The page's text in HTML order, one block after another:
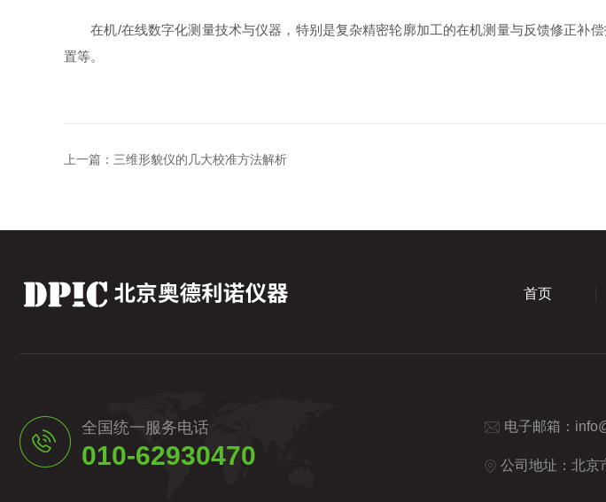
在机/在线数字化测量技术与仪器，特别是复杂精密轮廓加工的在机测量与反馈修正补
置等。
上一篇： 三维形貌仪的几大校准方法解析
首页
全国统一服务电话
010-62930470
电子邮箱：
公司地址：北京